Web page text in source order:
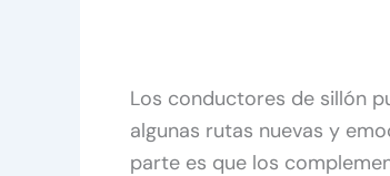
Los conductores de sillón
algunas rutas nuevas y
parte es que los